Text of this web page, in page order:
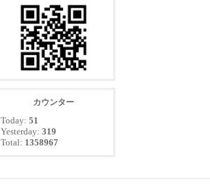
カウンター
Today: 51
Yesterday: 319
Total: 1358967